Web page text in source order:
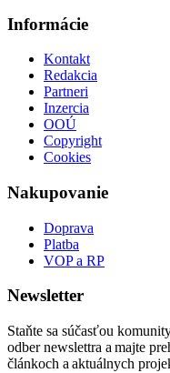
Informácie
Kontakt
Redakcia
Partneri
Inzercia
OOÚ
Copyright
Cookies
Nakupovanie
Doprava
Platba
VOP a RP
Newsletter
Staňte sa súčasťou
odber newslettra a majte
článkoch a aktuálnych